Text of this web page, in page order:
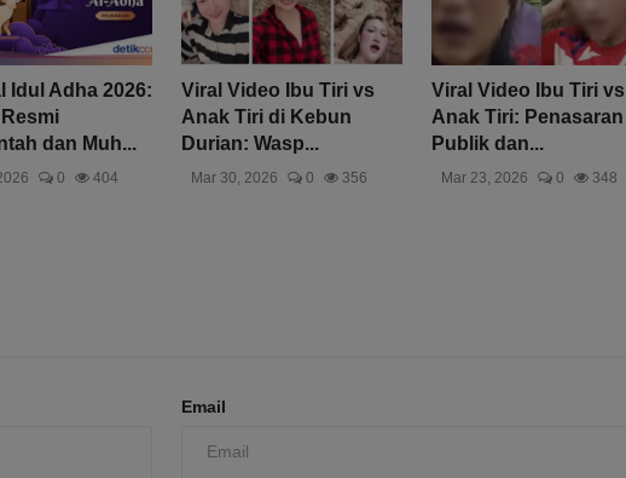
Idul Adha 2026:
dan Muh...
0 404
Viral Video Ibu Tiri vs
Anak Tiri di Kebun
Durian: Wasp...
Mar 30, 2026 0 356
Viral Video Ibu Tiri vs
Anak Tiri: Penasaran
Publik dan...
Mar 23, 2026 0 348
Email